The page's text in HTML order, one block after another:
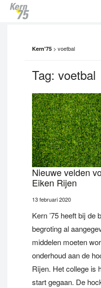
Kern'75 > voetbal
Tag: voetbal
Nieuwe velden
Eiken Rijen
13 februari 2020
Kern ’75 heeft bij de
begroting al
middelen moeten
onderhoud aan de
Rijen. Het college is
start gegaan. De